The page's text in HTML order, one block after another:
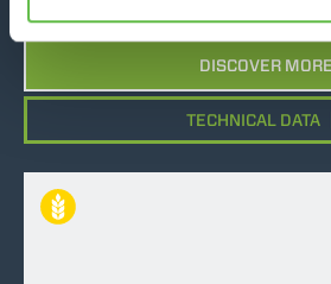
DISCOVER MORE
TECHNICAL DATA